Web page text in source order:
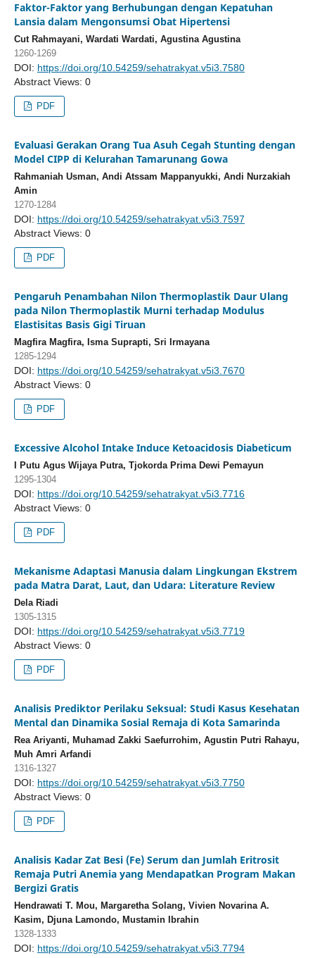
Faktor-Faktor yang Berhubungan dengan Kepatuhan
Lansia dalam Mengonsumsi Obat Hipertensi
Cut Rahmayani, Wardati Wardati, Agustina Agustina
1260-1269
DOI: https://doi.org/10.54259/sehatrakyat.v5i3.7580
Abstract Views: 0
PDF
Evaluasi Gerakan Orang Tua Asuh Cegah Stunting dengan
Model CIPP di Kelurahan Tamarunang Gowa
Rahmaniah Usman, Andi Atssam Mappanyukki, Andi Nurzakiah
Amin
1270-1284
DOI: https://doi.org/10.54259/sehatrakyat.v5i3.7597
Abstract Views: 0
PDF
Pengaruh Penambahan Nilon Thermoplastik Daur Ulang
pada Nilon Thermoplastik Murni terhadap Modulus
Elastisitas Basis Gigi Tiruan
Magfira Magfira, Isma Suprapti, Sri Irmayana
1285-1294
DOI: https://doi.org/10.54259/sehatrakyat.v5i3.7670
Abstract Views: 0
PDF
Excessive Alcohol Intake Induce Ketoacidosis Diabeticum
I Putu Agus Wijaya Putra, Tjokorda Prima Dewi Pemayun
1295-1304
DOI: https://doi.org/10.54259/sehatrakyat.v5i3.7716
Abstract Views: 0
PDF
Mekanisme Adaptasi Manusia dalam Lingkungan Ekstrem
pada Matra Darat, Laut, dan Udara: Literature Review
Dela Riadi
1305-1315
DOI: https://doi.org/10.54259/sehatrakyat.v5i3.7719
Abstract Views: 0
PDF
Analisis Prediktor Perilaku Seksual: Studi Kasus Kesehatan
Mental dan Dinamika Sosial Remaja di Kota Samarinda
Rea Ariyanti, Muhamad Zakki Saefurrohim, Agustin Putri Rahayu,
Muh Amri Arfandi
1316-1327
DOI: https://doi.org/10.54259/sehatrakyat.v5i3.7750
Abstract Views: 0
PDF
Analisis Kadar Zat Besi (Fe) Serum dan Jumlah Eritrosit
Remaja Putri Anemia yang Mendapatkan Program Makan
Bergizi Gratis
Hendrawati T. Mou, Margaretha Solang, Vivien Novarina A.
Kasim, Djuna Lamondo, Mustamin Ibrahin
1328-1333
DOI: https://doi.org/10.54259/sehatrakyat.v5i3.7794